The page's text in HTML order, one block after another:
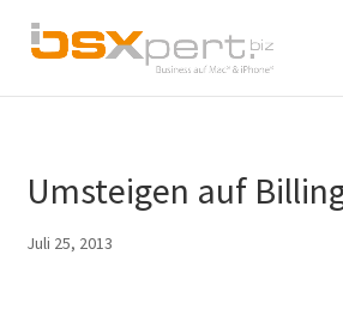
Umsteigen auf
Juli 25, 2013